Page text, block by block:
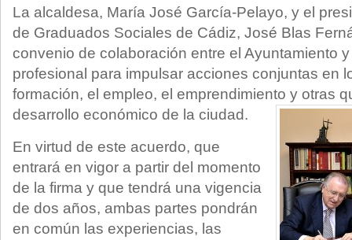
La alcaldesa, María José García-Pelayo, y el
de Graduados Sociales de Cádiz, José Blas
convenio de colaboración entre el Ayuntamiento
profesional para impulsar acciones conjuntas en
formación, el empleo, el emprendimiento y otras
desarrollo económico de la ciudad.
En virtud de este acuerdo, que
entrará en vigor a partir del momento
de la firma y que tendrá una vigencia
de dos años, ambas partes pondrán
en común las experiencias, las